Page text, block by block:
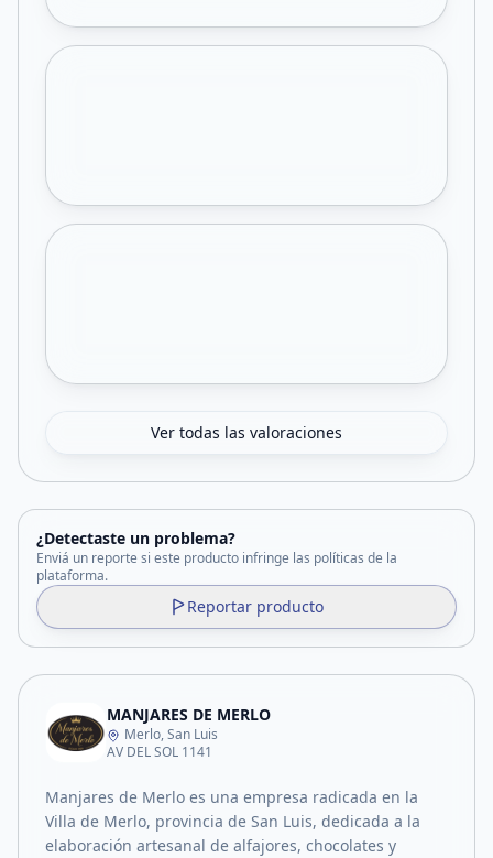
Ver todas las valoraciones
¿Detectaste un problema?
Enviá un reporte si este producto infringe las políticas de la
plataforma.
Reportar producto
MANJARES DE MERLO
Merlo, San Luis
AV DEL SOL 1141
Manjares de Merlo es una empresa radicada en la
Villa de Merlo, provincia de San Luis, dedicada a la
elaboración artesanal de alfajores, chocolates y